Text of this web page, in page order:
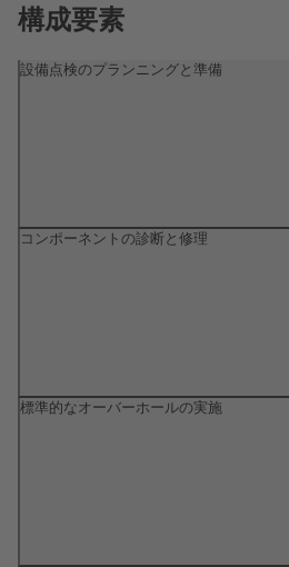
構成要素
設備点検のプランニングと準備
コンポーネントの診断と修理
標準的なオーバーホールの実施